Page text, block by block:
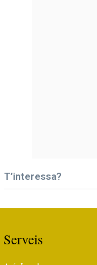
T’interessa?
Serveis